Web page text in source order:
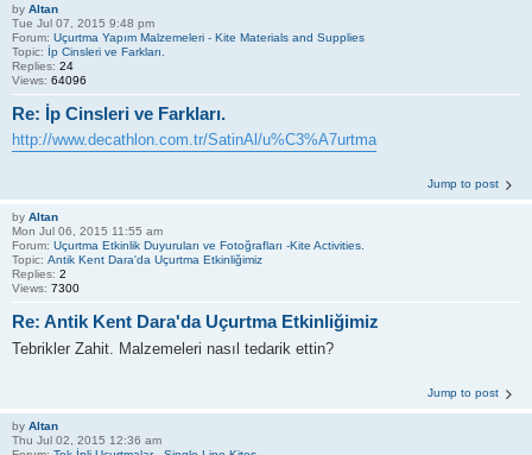
by Altan
Tue Jul 07, 2015 9:48 pm
Forum: Uçurtma Yapım Malzemeleri - Kite Materials and Supplies
Topic: İp Cinsleri ve Farkları.
Replies: 24
Views: 64096
Re: İp Cinsleri ve Farkları.
http://www.decathlon.com.tr/SatinAl/u%C3%A7urtma
Jump to post
by Altan
Mon Jul 06, 2015 11:55 am
Forum: Uçurtma Etkinlik Duyuruları ve Fotoğrafları -Kite Activities.
Topic: Antik Kent Dara'da Uçurtma Etkinliğimiz
Replies: 2
Views: 7300
Re: Antik Kent Dara'da Uçurtma Etkinliğimiz
Tebrikler Zahit. Malzemeleri nasıl tedarik ettin?
Jump to post
by Altan
Thu Jul 02, 2015 12:36 am